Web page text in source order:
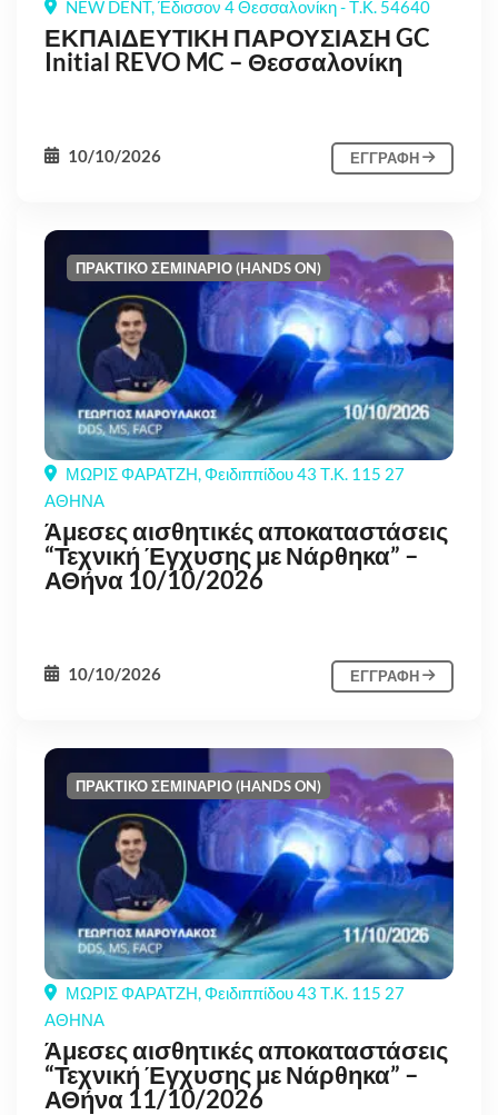
NEW DENT, Έδισσον 4 Θεσσαλονίκη - Τ.Κ. 54640
ΕΚΠΑΙΔΕΥΤΙΚΗ ΠΑΡΟΥΣΙΑΣΗ GC
Initial REVO MC – Θεσσαλονίκη
10/10/2026 ΕΓΓΡΑΦΗ
ΠΡΑΚΤΙΚΟ ΣΕΜΙΝΑΡΙΟ (HANDS ON)
ΜΩΡΙΣ ΦΑΡΑΤΖΗ, Φειδιππίδου 43 Τ.Κ. 115 27
ΑΘΗΝΑ
Άμεσες αισθητικές αποκαταστάσεις
“Τεχνική Έγχυσης με Νάρθηκα” –
ΑΘήνα 10/10/2026
10/10/2026 ΕΓΓΡΑΦΗ
ΠΡΑΚΤΙΚΟ ΣΕΜΙΝΑΡΙΟ (HANDS ON)
ΜΩΡΙΣ ΦΑΡΑΤΖΗ, Φειδιππίδου 43 Τ.Κ. 115 27
ΑΘΗΝΑ
Άμεσες αισθητικές αποκαταστάσεις
“Τεχνική Έγχυσης με Νάρθηκα” –
ΑΘήνα 11/10/2026